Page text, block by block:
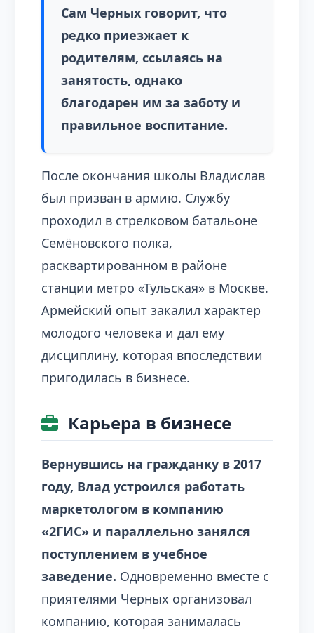
Сам Черных говорит, что
редко приезжает к
родителям, ссылаясь на
занятость, однако
благодарен им за заботу и
правильное воспитание.
После окончания школы Владислав
был призван в армию. Службу
проходил в стрелковом батальоне
Семёновского полка,
расквартированном в районе
станции метро «Тульская» в Москве.
Армейский опыт закалил характер
молодого человека и дал ему
дисциплину, которая впоследствии
пригодилась в бизнесе.
Карьера в бизнесе
Вернувшись на гражданку в 2017
году, Влад устроился работать
маркетологом в компанию
«2ГИС» и параллельно занялся
поступлением в учебное
заведение. Одновременно вместе с
приятелями Черных организовал
компанию, которая занималась